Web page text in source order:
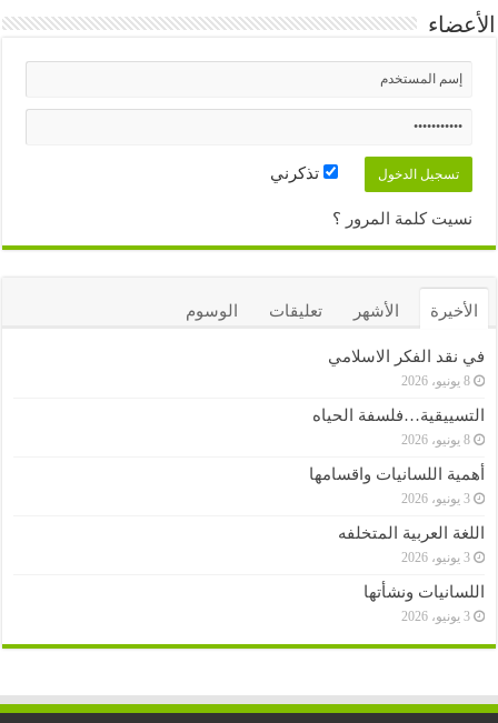
الأعضاء
تذكرني
نسيت كلمة المرور ؟
الأخيرة الأشهر تعليقات الوسوم
في نقد الفكر الاسلامي
8 يونيو، 2026
التسييقية…فلسفة الحياه
8 يونيو، 2026
أهمية اللسانيات واقسامها
3 يونيو، 2026
اللغة العربية المتخلفه
3 يونيو، 2026
اللسانيات ونشأتها
3 يونيو، 2026